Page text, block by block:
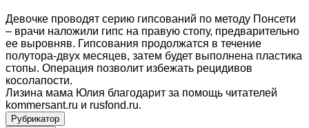
Девочке проводят серию гипсований по методу Понсети
– врачи наложили гипс на правую стопу, предварительно
ее выровняв. Гипсования продолжатся в течение
полутора-двух месяцев, затем будет выполнена пластика
стопы. Операция позволит избежать рецидивов
косолапости.
Лизина мама Юлия благодарит за помощь читателей
kommersant.ru и rusfond.ru.
Рубрикатор